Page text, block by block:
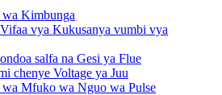
Kimbunga
vya Kukusanya vumbi vya
salfa na Gesi ya Flue
chenye Voltage ya Juu
Mfuko wa Nguo wa Pulse